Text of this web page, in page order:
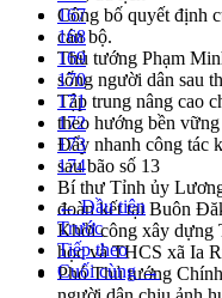
Công bố quyết định
cán bộ.
Thủ tướng Phạm
sống người dân sau
Tập trung nâng cao
theo hướng bền vững
Đẩy nhanh công tác
sau bão số 13
Bí thư Tỉnh ủy
đoàn kết tại Buôn
Khởi công xây dựng
học và THCS xã Ia
Phó Thủ tướng
167
168
169
170
171
172
173
174
← Đầu tiên
Trước
Tiếp theo
Cuối cùng →